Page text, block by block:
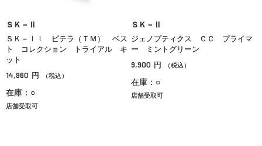
ＳＫ－Ⅱ
ＳＫ－ＩＩ ピテラ（ＴＭ） ベス
ト コレクション トライアル キ
ット
14,960 円 （税込）
在庫：○
店舗受取可
ＳＫ－Ⅱ
ジェノプティクス ＣＣ プライマ
ー ミントグリーン
9,900 円 （税込）
在庫：○
店舗受取可